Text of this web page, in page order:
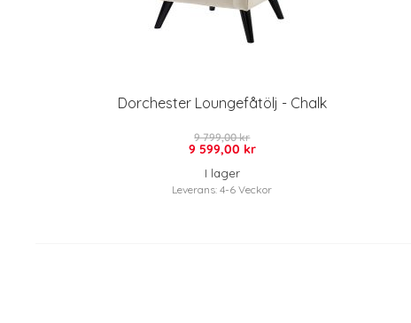
Dorchester Loungefåtölj - Chalk
9 599,00 kr
9 799,00 kr
I lager
Leverans: 4-6 Veckor